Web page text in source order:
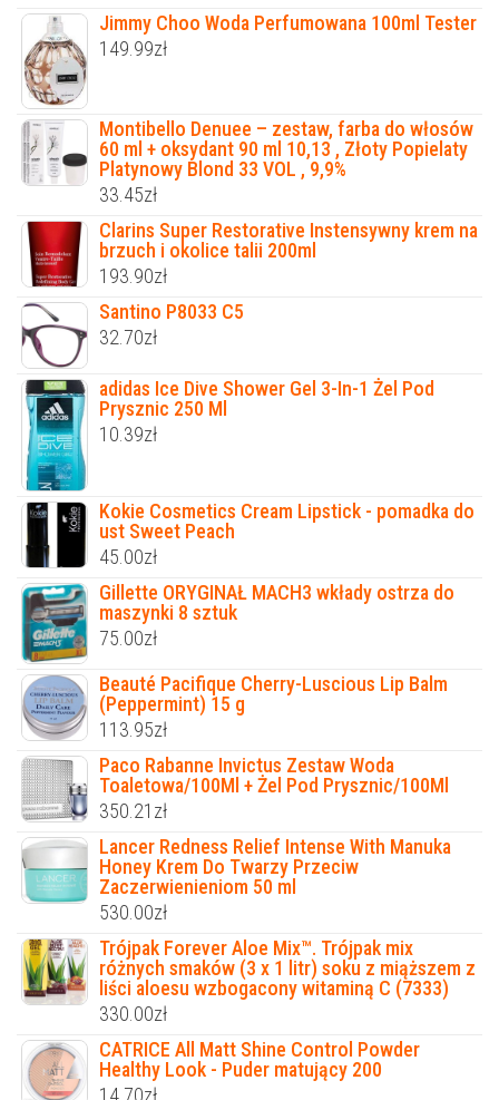
Jimmy Choo Woda Perfumowana 100ml Tester
149.99zł
Montibello Denuee – zestaw, farba do włosów
60 ml + oksydant 90 ml 10,13 , Złoty Popielaty
Platynowy Blond 33 VOL , 9,9%
33.45zł
Clarins Super Restorative Instensywny krem na
brzuch i okolice talii 200ml
193.90zł
Santino P8033 C5
32.70zł
adidas Ice Dive Shower Gel 3-In-1 Żel Pod
Prysznic 250 Ml
10.39zł
Kokie Cosmetics Cream Lipstick - pomadka do
ust Sweet Peach
45.00zł
Gillette ORYGINAŁ MACH3 wkłady ostrza do
maszynki 8 sztuk
75.00zł
Beauté Pacifique Cherry-Luscious Lip Balm
(Peppermint) 15 g
113.95zł
Paco Rabanne Invictus Zestaw Woda
Toaletowa/100Ml + Żel Pod Prysznic/100Ml
350.21 zł
Lancer Redness Relief Intense With Manuka
Honey Krem Do Twarzy Przeciw
Zaczerwienieniom 50 ml
530.00zł
Trójpak Forever Aloe Mix™. Trójpak mix
różnych smaków (3 x 1 litr) soku z miąższem z
liści aloesu wzbogacony witaminą C (7333)
330.00zł
CATRICE All Matt Shine Control Powder
Healthy Look - Puder matujący 200
14.70zł